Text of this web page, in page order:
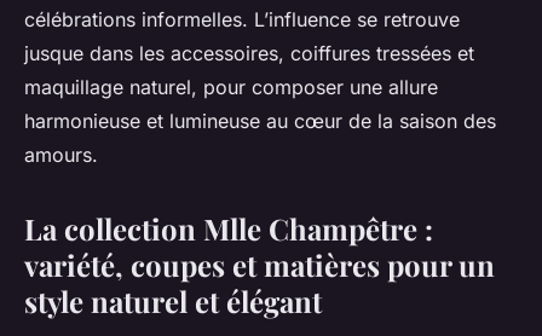
célébrations informelles. L’influence se retrouve
jusque dans les accessoires, coiffures tressées et
maquillage naturel, pour composer une allure
harmonieuse et lumineuse au cœur de la saison des
amours.
La collection Mlle Champêtre :
variété, coupes et matières pour un
style naturel et élégant